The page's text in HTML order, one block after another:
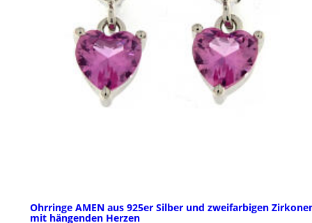
Ohrringe AMEN aus 925er Silber und zweifarbigen
mit hängenden Herzen